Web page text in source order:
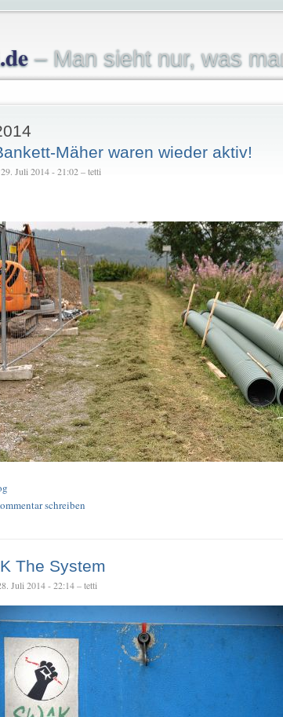
– Man sieht nur, was
Mäher waren wieder aktiv!
Juli 2014 - 21:02 – tetti
schreiben
The System
Juli 2014 - 22:14 – tetti